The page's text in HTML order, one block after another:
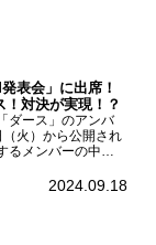
表会」に出席！
対決が実現！？
ダース」のアンバ
火）から公開され
メンバーの中か
にて開催された
2024.09.18